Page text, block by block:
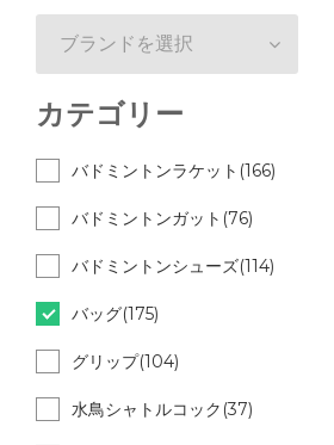
ブランドを選択
カテゴリー
バドミントンラケット(166)
バドミントンガット(76)
バドミントンシューズ(114)
バッグ(175)
グリップ(104)
水鳥シャトルコック(37)